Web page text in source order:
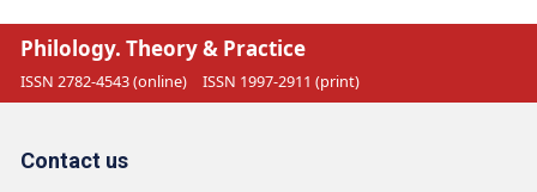
Philology. Theory & Practice
ISSN 2782-4543 (online) ISSN 1997-2911 (print)
Contact us